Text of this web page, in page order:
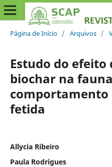
Página de Início / Arquivos /
Estudo do efeito
biochar na
comportamento
fetida
Allycia Ribeiro
Paula Rodrigues